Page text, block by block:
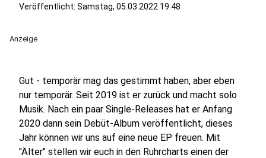
Veröffentlicht: Samstag, 05.03.2022 19:48
Anzeige
Gut - temporär mag das gestimmt haben, aber eben
nur temporär. Seit 2019 ist er zurück und macht solo
Musik. Nach ein paar Single-Releases hat er Anfang
2020 dann sein Debüt-Album veröffentlicht, dieses
Jahr können wir uns auf eine neue EP freuen. Mit
"Älter" stellen wir euch in den Ruhrcharts einen der